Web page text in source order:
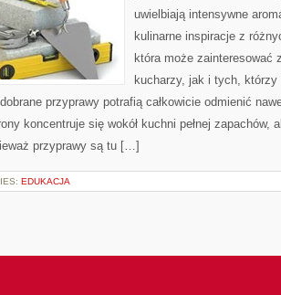
uwielbiają intensywne
kulinarne inspiracje z
która może zainteresować
kucharzy, jak i tych, którzy
przyprawy potrafią całkowicie odmienić
koncentruje się wokół kuchni pełnej zapachów,
przyprawy są tu […]
EDUKACJA